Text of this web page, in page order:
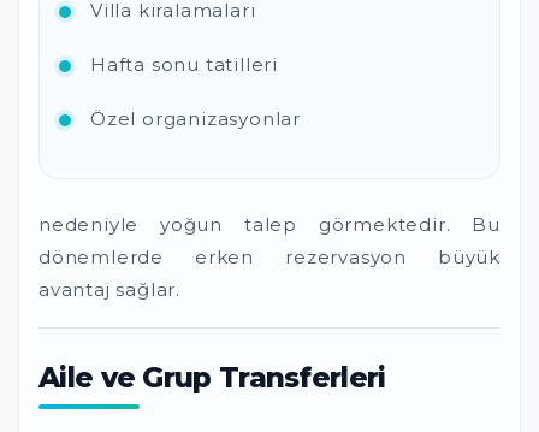
Villa kiralamaları
Hafta sonu tatilleri
Özel organizasyonlar
nedeniyle yoğun talep görmektedir. Bu
dönemlerde erken rezervasyon büyük
avantaj sağlar.
Aile ve Grup Transferleri